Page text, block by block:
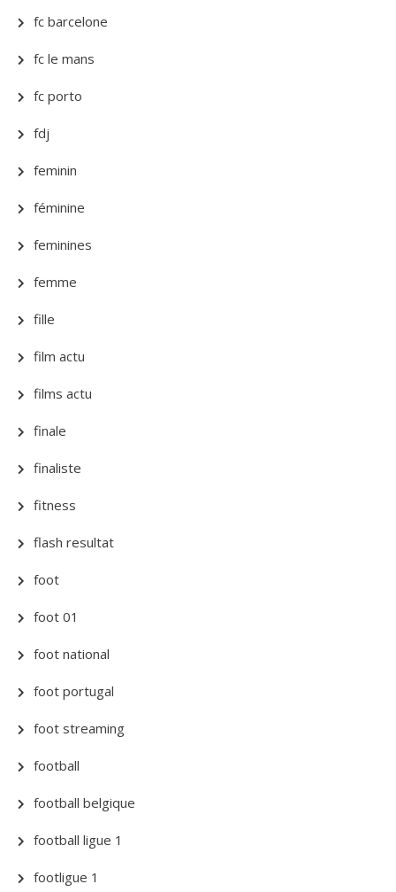
fc barcelone
fc le mans
fc porto
fdj
feminin
féminine
feminines
femme
fille
film actu
films actu
finale
finaliste
fitness
flash resultat
foot
foot 01
foot national
foot portugal
foot streaming
football
football belgique
football ligue 1
footligue 1